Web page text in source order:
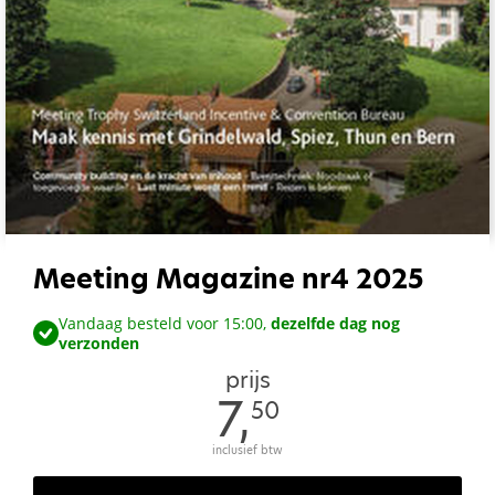
Meeting Magazine nr4 2025
Vandaag besteld voor 15:00,dezelfde dag nog
verzonden
prijs
7,50
inclusief btw